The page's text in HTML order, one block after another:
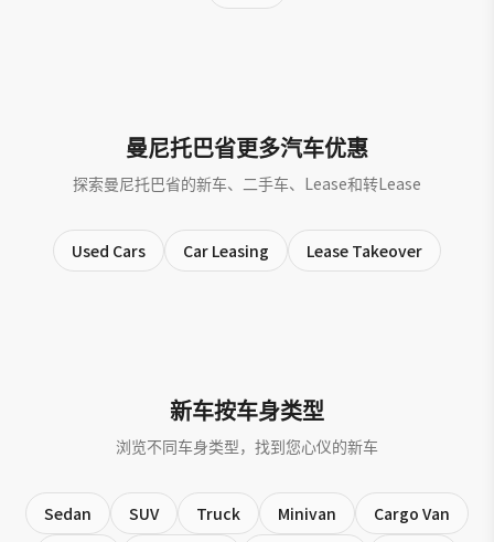
曼尼托巴省更多汽车优惠
探索曼尼托巴省的新车、二手车、Lease和转Lease
Used Cars Car Leasing Lease Takeover
新车按车身类型
浏览不同车身类型，找到您心仪的新车
Sedan SUV Truck Minivan
Cargo Van